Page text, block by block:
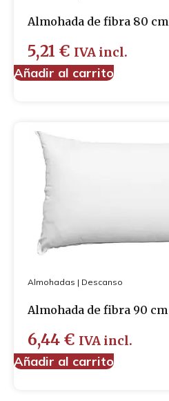
Almohada de fibra 80 cm
5,21 € IVA incl.
Añadir al carrito
Almohadas | Descanso
Almohada de fibra 90 cm
6,44 € IVA incl.
Añadir al carrito